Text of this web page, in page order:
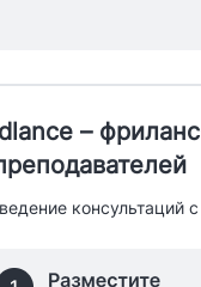
–
консультаций